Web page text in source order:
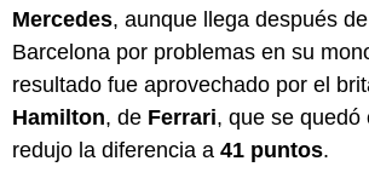
Mercedes, aunque llega después
Barcelona por problemas en su
resultado fue aprovechado por el
Hamilton, de Ferrari, que se quedó
redujo la diferencia a 41 puntos.